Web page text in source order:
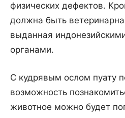
физических дефектов.
должна быть
выданная
органами.
С кудрявым ослом пуату
возможность
животное можно будет